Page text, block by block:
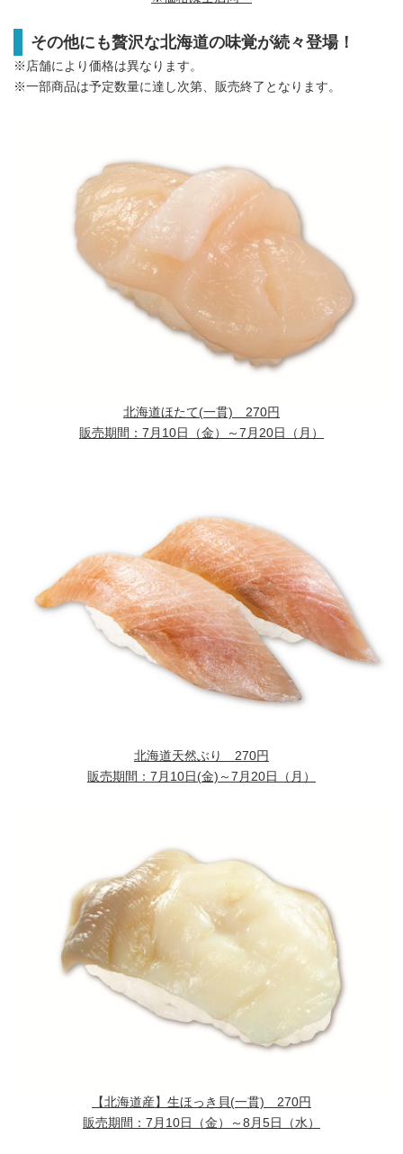
その他にも贅沢な北海道の味覚が続々登場！
※店舗により価格は異なります。
※一部商品は予定数量に達し次第、販売終了となります。
北海道ほたて(一貫) 270円
販売期間：7月10日（金）～7月20日（月）
北海道天然ぶり 270円
販売期間：7月10日(金)～7月20日（月）
【北海道産】生ほっき貝(一貫) 270円
販売期間：7月10日（金）～8月5日（水）